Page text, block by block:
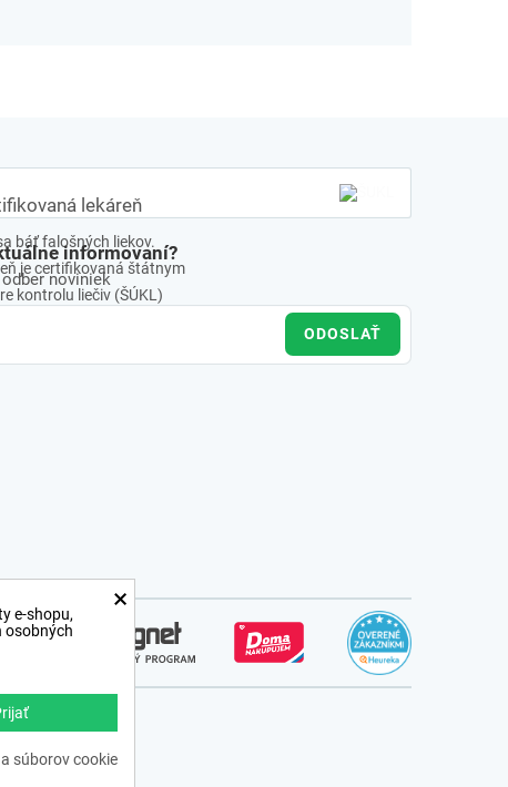
lekáreň
báť falošných liekov.
je certifikovaná štátnym
kontrolu liečiv (ŠÚKL)
informovaní?
noviniek
ODOSLAŤ
×
e-shopu,
osobných
súborov cookie